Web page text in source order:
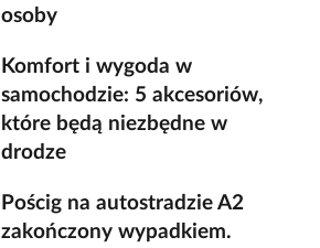
osoby
Komfort i wygoda w
samochodzie: 5 akcesoriów,
które będą niezbędne w
drodze
Pościg na autostradzie A2
zakończony wypadkiem.